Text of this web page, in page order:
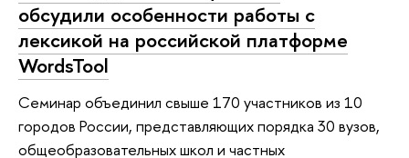
обсудили особенности работы с
лексикой на российской платформе
WordsTool
Семинар объединил свыше 170 участников из 10
городов России, представляющих порядка 30 вузов,
общеобразовательных школ и частных